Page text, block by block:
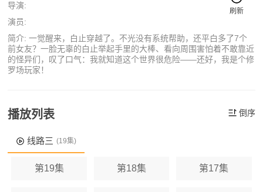
刷新
导演:
演员:
简介: 一觉醒来，白止穿越了。不光没有系统帮助，还平白多了7个
前女友？一脸无辜的白止举起手里的大棒、看向周围害怕着不敢靠近
的怪异们，叹了口气：我就知道这个世界很危险——还好，我是个修
罗场玩家！
播放列表 倒序
线路三 (19集)
第19集 第18集 第17集